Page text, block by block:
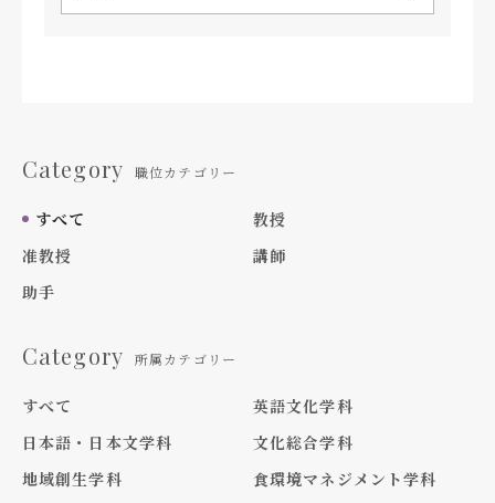
Category 職位カテゴリー
すべて
教授
准教授
講師
助手
Category 所属カテゴリー
すべて
英語文化学科
日本語・日本文学科
文化総合学科
地域創生学科
食環境マネジメント学科